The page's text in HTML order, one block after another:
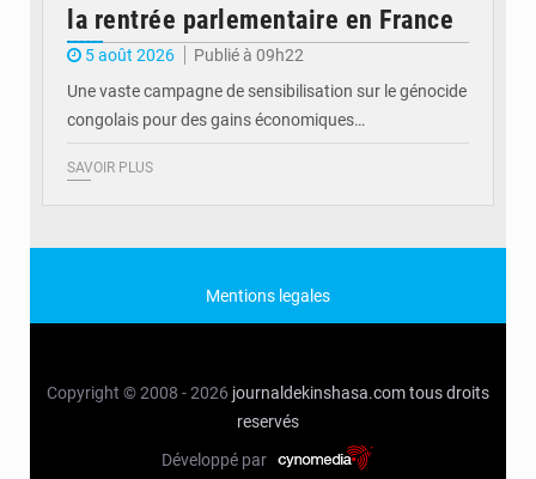
la rentrée parlementaire en France
5 août 2026
Publié à 09h22
Une vaste campagne de sensibilisation sur le génocide
congolais pour des gains économiques…
SAVOIR PLUS
Mentions legales
Copyright © 2008 - 2026 journaldekinshasa.comtous droits
reservés
Développé par